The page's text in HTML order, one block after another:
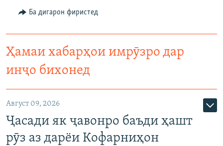
Ба дигарон фиристед
Ҳамаи хабарҳои имрӯзро дар
инҷо бихонед
Август 09, 2026
Ҷасади як ҷавонро баъди ҳашт
рӯз аз дарёи Кофарниҳон